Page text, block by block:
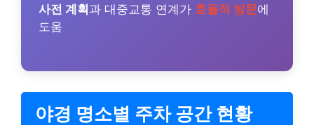
사전 계획 과 대중교통 연계가 효율적 방문에
도움
야경 명소별 주차 공간 현황